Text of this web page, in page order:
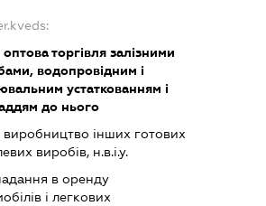
оптова торгівля залізними
водопровідним і
устаткованням і
до нього
виробництво інших готових
виробів, н.в.і.у.
в оренду
і легкових